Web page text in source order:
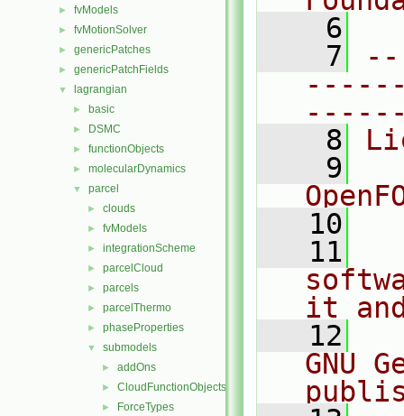
► fvModels
► fvMotionSolver
► genericPatches
► genericPatchFields
▼ lagrangian
► basic
► DSMC
► functionObjects
► molecularDynamics
▼ parcel
► clouds
► fvModels
► integrationScheme
► parcelCloud
► parcels
► parcelThermo
► phaseProperties
▼ submodels
► addOns
► CloudFunctionObjects
► ForceTypes
    6
    7
    8
    9
   10
   11
it
   12
GNU